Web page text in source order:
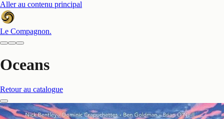
Aller au contenu principal
Le Compagnon.
Oceans
Retour au catalogue